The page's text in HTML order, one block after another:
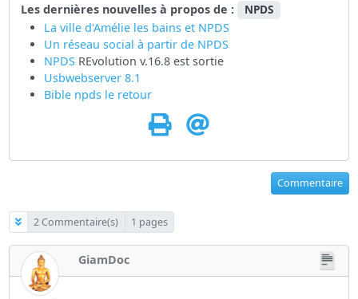
Les dernières nouvelles à propos de :
NPDS
La ville d'Amélie les bains et NPDS
Un réseau social à partir de NPDS
NPDSREvolution v.16.8 est sortie
Usbwebserver 8.1
Bible npds le retour
Commentaire
2 Commentaire(s) 1 pages
GiamDoc